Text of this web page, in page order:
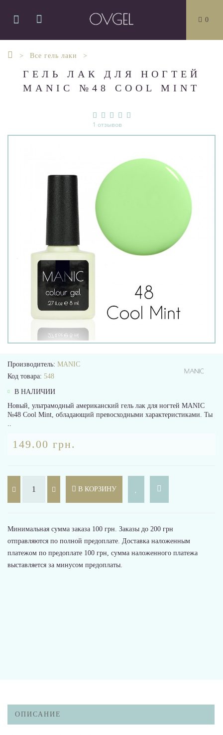
0
Все гель лаки
ГЕЛЬ ЛАК ДЛЯ НОГТЕЙ
MANIC №48 COOL MINT
1 отзывов
Производитель: MANIC
Код товара: 548
В НАЛИЧИИ
Новый, ультрамодный американский гель лак для ногтей MANIC
№48 Cool Mint, обладающий превосходными характеристиками. Ты
..
149.00 грн.
В КОРЗИНУ
Минимальная сумма заказа 100 грн. Заказы до 200 грн
отправляются по полной предоплате. Доставка наложенным
платежом по предоплате 100 грн, сумма наложенного платежа
выставляется за минусом предоплаты.
ОПИСАНИЕ